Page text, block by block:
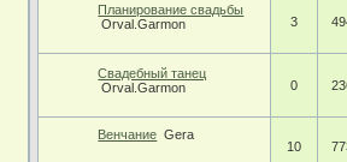
Планирование свадьбы
Orval.Garmon
3
Свадебный танец
Orval.Garmon
0
Венчание Gera
10